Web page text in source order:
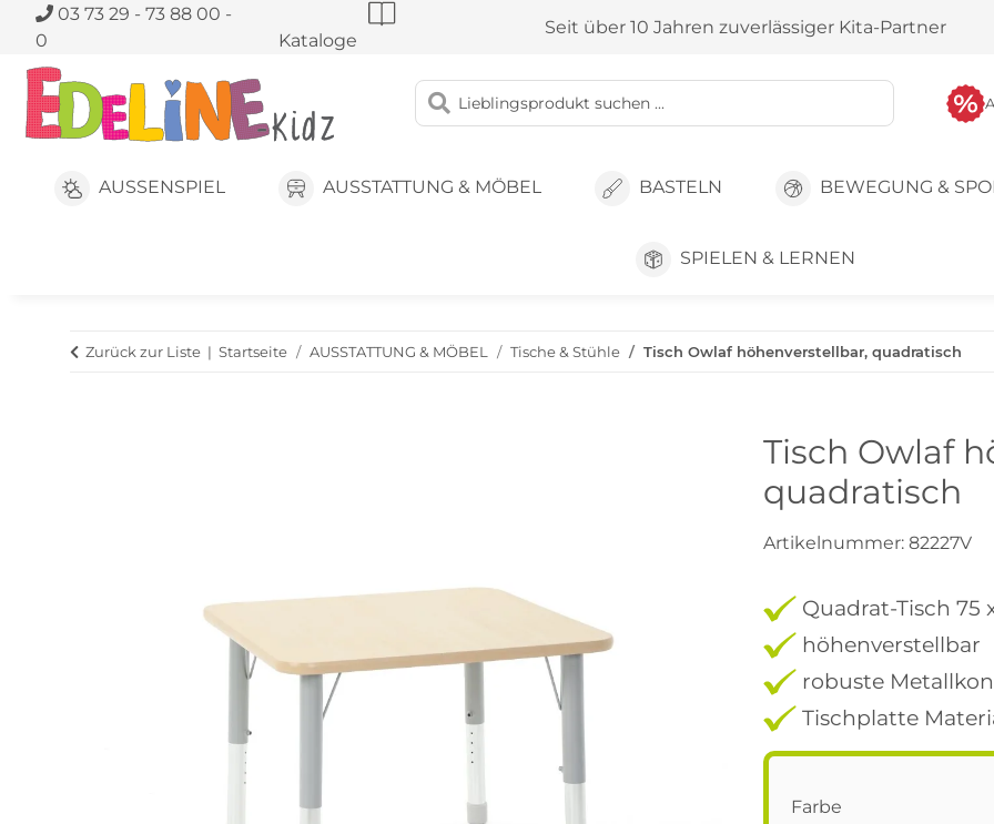
03 73 29 - 73 88 00 -
0
Kataloge
Seit über 10 Jahren zuverlässiger Kita-Partner
AUSSENSPIEL AUSSTATTUNG & MÖBEL BASTELN BEWEGUNG &
SPIELEN & LERNEN
Zurück zur Liste Startseite AUSSTATTUNG & MÖBEL Tische & Stühle Tisch Owlaf höhenverstellbar, quadratisch
Tisch Owlaf
quadratisch
Artikelnummer: 82227V
Quadrat-Tisch 75
höhenverstellbar
robuste
Tischplatte
Farbe